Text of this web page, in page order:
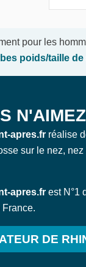
pour les
poids/taille de
apres.fr réalise
sur le nez,
apres.fr est N°1
France.
DE